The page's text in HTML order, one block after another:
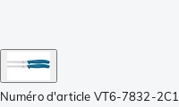
Numéro d'article VT6-7832-2C1